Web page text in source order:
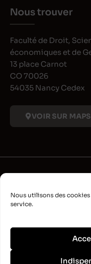
Nous utilisons des
service.
Nous trouver
Faculté de Droit,
économiques et de
13 place Carnot
CO 70026
54035 Nancy Cedex
VOIR SUR MAPS